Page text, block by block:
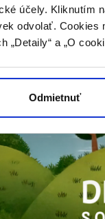
účely. Kliknutím
odvolať. Cookies
„Detaily“ a „O
Odmietnuť
s